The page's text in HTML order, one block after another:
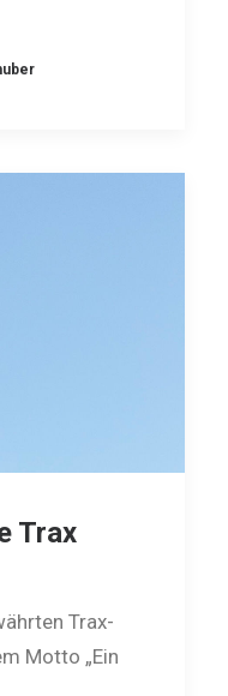
Trax
Trax-
Motto „Ein